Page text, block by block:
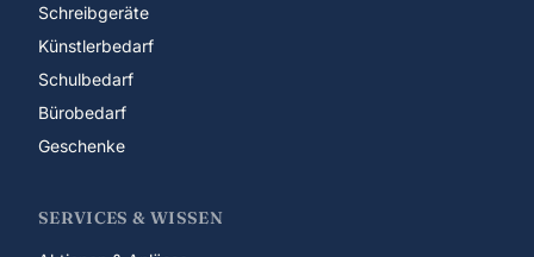
Schreibgeräte
Künstlerbedarf
Schulbedarf
Bürobedarf
Geschenke
SERVICES & WISSEN